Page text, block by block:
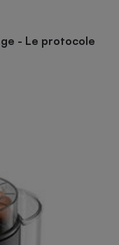
- Le protocole